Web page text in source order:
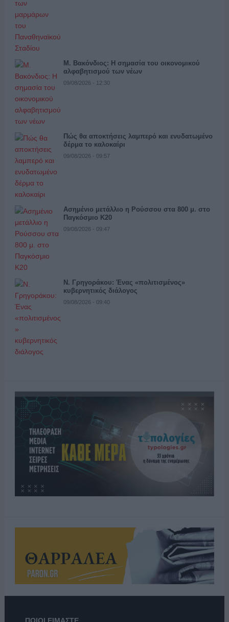
Μ. Βακόνδιος: H σημασία του οικονομικού
αλφαβητισμού των νέων
09/08/2026 - 12:30
Πώς θα αποκτήσεις λαμπερό και ενυδατωμένο
δέρμα το καλοκαίρι
09/08/2026 - 09:57
Ασημένιο μετάλλιο η Ρούσσου στα 800 μ. στο
Παγκόσμιο Κ20
09/08/2026 - 09:47
Ν. Γρηγοράκου: Ένας «πολιτισμένος»
κυβερνητικός διάλογος
09/08/2026 - 09:40